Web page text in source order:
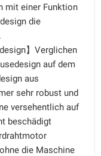
mit einer Funktion
die
】Verglichen
auf dem
aus
sehr robust und
versehentlich auf
beschädigt
die Maschine